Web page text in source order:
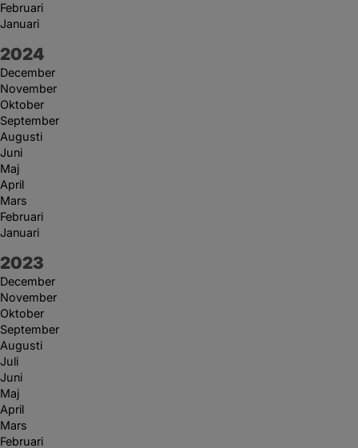
Februari
Januari
År:
2024
December
November
Oktober
September
Augusti
Juni
Maj
April
Mars
Februari
Januari
År:
2023
December
November
Oktober
September
Augusti
Juli
Juni
Maj
April
Mars
Februari